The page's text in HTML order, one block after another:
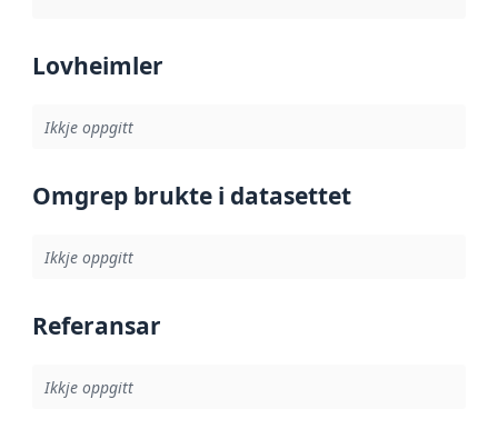
Lovheimler
Ikkje oppgitt
Omgrep brukte i datasettet
Ikkje oppgitt
Referansar
Ikkje oppgitt